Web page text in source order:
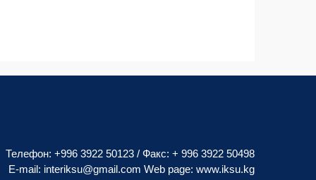
Телефон: +996 3922 50123 / Факс: + 996 3922 50498
E-mail: interiksu@gmail.com Web page: www.iksu.kg